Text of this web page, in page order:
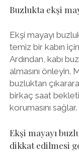
Buzlukta ekşi
Ekşi mayayı
temiz bir kabın
Ardından, kabı
almasını önleyin.
buzluktan
birkaç saat
korumasını sağlar.
Ekşi mayayı
dikkat edilmesi